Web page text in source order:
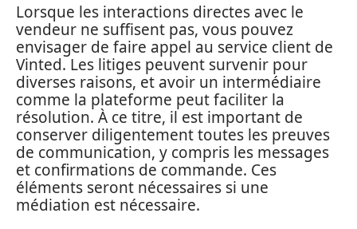
Lorsque les interactions directes avec le
vendeur ne suffisent pas, vous pouvez
envisager de faire appel au service client de
Vinted. Les litiges peuvent survenir pour
diverses raisons, et avoir un intermédiaire
comme la plateforme peut faciliter la
résolution. À ce titre, il est important de
conserver diligentement toutes les preuves
de communication, y compris les messages
et confirmations de commande. Ces
éléments seront nécessaires si une
médiation est nécessaire.